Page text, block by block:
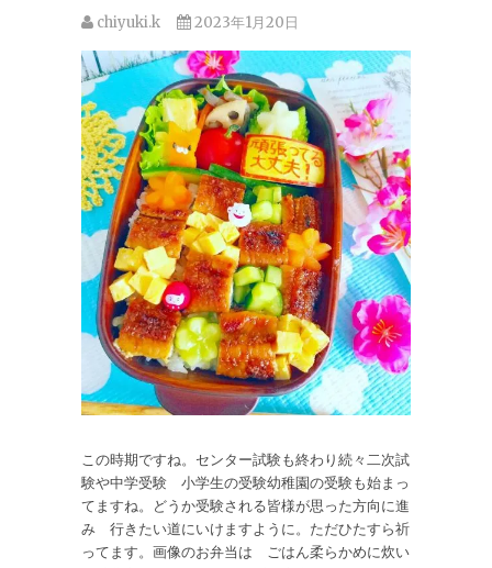
chiyuki.k 2023年1月20日
この時期ですね。センター試験も終わり続々二次試
験や中学受験 小学生の受験幼稚園の受験も始まっ
てますね。どうか受験される皆様が思った方向に進
み 行きたい道にいけますように。ただひたすら祈
ってます。画像のお弁当は ごはん柔らかめに炊い